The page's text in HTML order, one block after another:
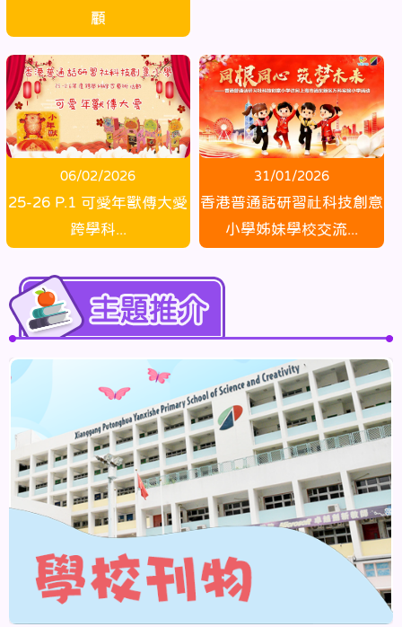
顧
06/02/2026
25-26 P.1 可愛年獸傳大愛
跨學科...
31/01/2026
香港普通話研習社科技創意
小學姊妹學校交流...